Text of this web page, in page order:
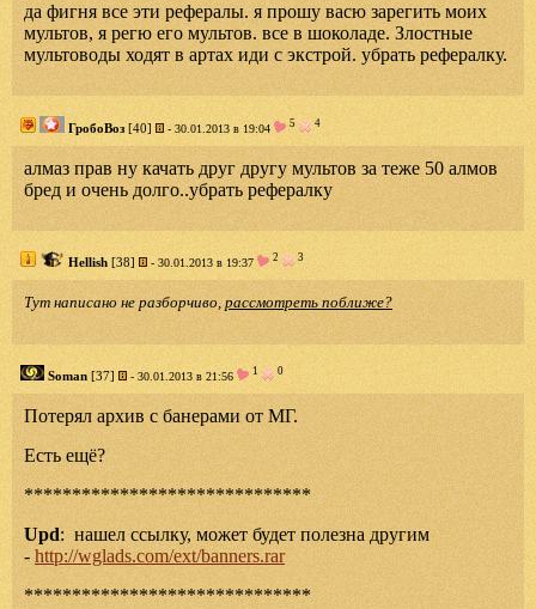
да фигня все эти рефералы. я прошу васю зарегить моих
мультов, я регю его мультов. все в шоколаде. Злостные
мультоводы ходят в артах иди с экстрой. убрать рефералку.
ГробоВоз[40] - 30.01.2013 в 19:04 5 4
алмаз прав ну качать друг другу мультов за теже 50 алмов
бред и очень долго..убрать рефералку
Hellish [38] - 30.01.2013 в 19:37 2 3
Тут написано не разборчиво, рассмотреть поближе?
Soman [37] - 30.01.2013 в 21:56 1 0
Потерял архив с банерами от МГ.
Есть ещё?
******************************
Upd: нашел ссылку, может будет полезна другим
-http://wglads.com/ext/banners.rar
******************************